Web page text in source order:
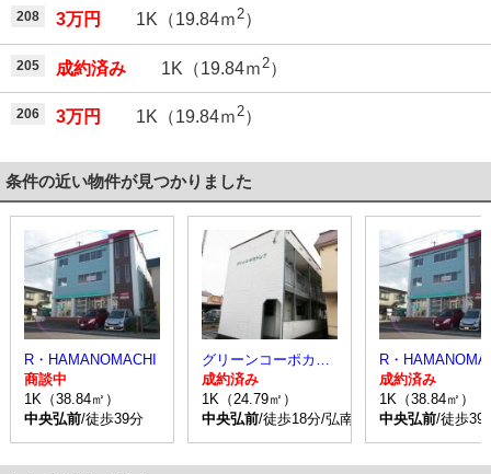
208 3万円 1K（19.84ｍ2）
205 成約済み 1K（19.84ｍ 2）
206 3万円 1K（19.84ｍ2）
条件の近い物件が見つかりました
R・HAMANOMACHI
商談中
1K（38.84㎡）
中央弘前/徒歩39分
グリーンコーポカトレア
成約済み
1K（24.79㎡）
中央弘前/徒歩18分/弘南バス 野田1丁目
R・
成約済み
1K（38.84㎡）
中央弘前/徒歩39